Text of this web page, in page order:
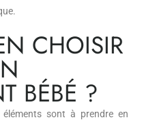
CHOISIR
BÉBÉ ?
sont à prendre en